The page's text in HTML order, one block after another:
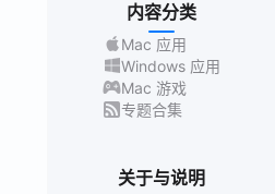
内容分类
Mac 应用
Windows 应用
Mac 游戏
专题合集
关于与说明